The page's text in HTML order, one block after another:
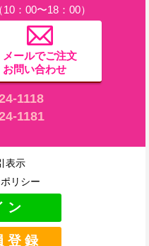
：00〜18：00）
メールでご注文
お問い合わせ
1118
1181
表示
リシー
ン
登録